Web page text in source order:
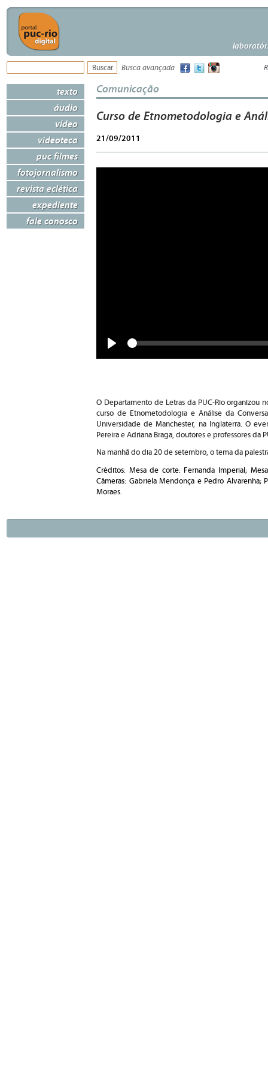
Busca avançada
texto
áudio
vídeo
videoteca
puc filmes
fotojornalismo
revista eclética
expediente
fale conosco
Comunicação
Curso de Etnometodologia e
21/09/2011
Seek
O Departamento de Letras da PUC-Rio organizou
curso de Etnometodologia e Análise da
Universidade de Manchester, na Inglaterra. O
Pereira e Adriana Braga, doutores e professores da
Na manhã do dia 20 de setembro, o tema da
Créditos: Mesa de corte: Fernanda Imperial;
Câmeras: Gabriela Mendonça e Pedro Alvarenha;
Moraes.